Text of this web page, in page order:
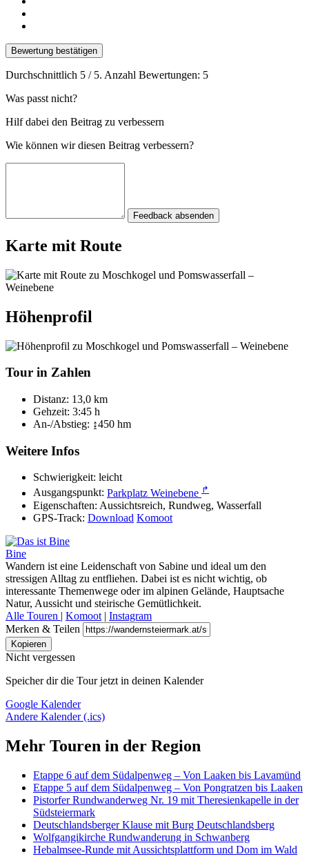
Bewertung bestätigen
Durchschnittlich 5 / 5. Anzahl Bewertungen: 5
Was passt nicht?
Hilf dabei den Beitrag zu verbessern
Wie können wir diesen Beitrag verbessern?
Feedback absenden
Karte mit Route
Höhenprofil
Tour in Zahlen
Distanz: 13,0 km
Gehzeit: 3:45 h
An-/Abstieg: ↨450 hm
Weitere Infos
Schwierigkeit: leicht
Ausgangspunkt: Parkplatz Weinebene ↱
Eigenschaften: Aussichtsreich, Rundweg, Wasserfall
GPS-Track: Download Komoot
Bine
Wandern ist eine Leidenschaft von Sabine und ideal um den
stressigen Alltag zu entfliehen. Dabei ist es nicht wichtig, ob
interessante Themenwege oder im alpinen Gelände, Hauptsache
Natur, Aussicht und steirische Gemütlichkeit.
Alle Touren | Komoot | Instagram
Merken & Teilen
Kopieren
Nicht vergessen
Speicher dir die Tour jetzt in deinen Kalender
Google Kalender
Andere Kalender (.ics)
Mehr Touren in der Region
Etappe 6 auf dem Südalpenweg – Von Laaken bis Lavamünd
Etappe 5 auf dem Südalpenweg – Von Pongratzen bis Laaken
Pistorfer Rundwanderweg Nr. 19 mit Theresienkapelle in der
Südsteiermark
Deutschlandsberger Klause mit Burg Deutschlandsberg
Wolfgangikirche Rundwanderung in Schwanberg
Hebalmsee-Runde mit Aussichtsplattform und Dom im Wald